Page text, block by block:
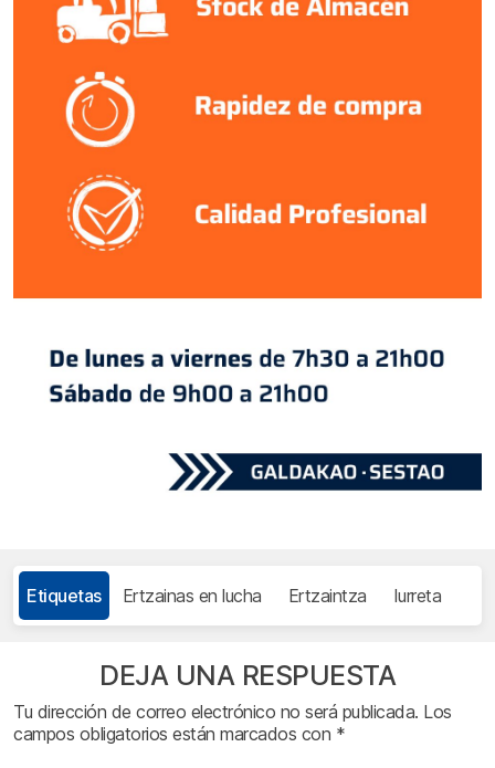
Etiquetas Ertzainas en lucha Ertzaintza Iurreta
DEJA UNA RESPUESTA
Tu dirección de correo electrónico no será publicada. Los
campos obligatorios están marcados con *